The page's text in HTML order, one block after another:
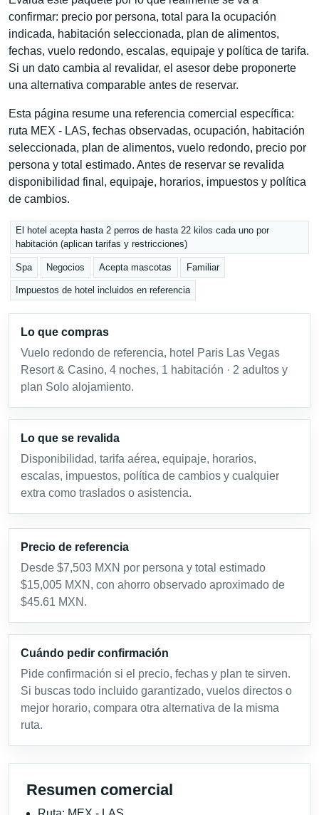
confirmar: precio por persona, total para la ocupación
indicada, habitación seleccionada, plan de alimentos,
fechas, vuelo redondo, escalas, equipaje y política de tarifa.
Si un dato cambia al revalidar, el asesor debe proponerte
una alternativa comparable antes de reservar.
Esta página resume una referencia comercial específica:
ruta MEX - LAS, fechas observadas, ocupación, habitación
seleccionada, plan de alimentos, vuelo redondo, precio por
persona y total estimado. Antes de reservar se revalida
disponibilidad final, equipaje, horarios, impuestos y política
de cambios.
El hotel acepta hasta 2 perros de hasta 22 kilos cada uno por
habitación (aplican tarifas y restricciones)
Spa Negocios Acepta mascotas Familiar
Impuestos de hotel incluidos en referencia
Lo que compras
Vuelo redondo de referencia, hotel Paris Las Vegas
Resort & Casino, 4 noches, 1 habitación · 2 adultos y
plan Solo alojamiento.
Lo que se revalida
Disponibilidad, tarifa aérea, equipaje, horarios,
escalas, impuestos, política de cambios y cualquier
extra como traslados o asistencia.
Precio de referencia
Desde $7,503 MXN por persona y total estimado
$15,005 MXN, con ahorro observado aproximado de
$45.61 MXN.
Cuándo pedir confirmación
Pide confirmación si el precio, fechas y plan te sirven.
Si buscas todo incluido garantizado, vuelos directos o
mejor horario, compara otra alternativa de la misma
ruta.
Resumen comercial